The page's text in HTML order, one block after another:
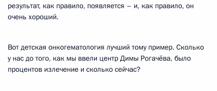
результат, как правило, появляется – и, как правило, он
очень хороший.
Вот детская онкогематология лучший тому пример. Сколько
у нас до того, как мы ввели центр Димы Рогачёва, было
процентов излечение и сколько сейчас?